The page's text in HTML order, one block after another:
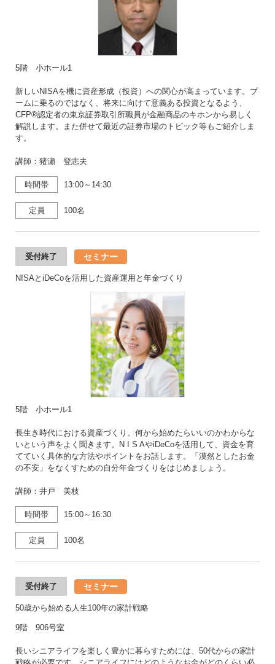
5階 小ホール1
新しいNISAを機に資産形成（投資）への関心が高まっています。ブ
ームに乗るのではなく、将来に向けて意義ある投資となるよう、
CFP®認定者の東京証券取引所職員が金融商品のキホンから易しく
解説します。また併せて最近の証券市場のトピック等もご紹介しま
す。
講師：猪瀬 登志夫
時間帯 13:00～14:30
定員 100名
受付終了 セミナー
NISAとiDeCoを活用した資産運用と年金づくり
5階 小ホール1
長生き時代における資産づくり。何から始めたらいいのかわからな
いという声をよく聞きます。N I S AやiDeCoを活用して、資金を育
てていく具体的な方法やポイントをお話します。「漠然としたお金
の不安」をなくすための自分年金づくりをはじめましょう。
講師：井戸 美枝
時間帯 15:00～16:30
定員 100名
受付終了 セミナー
50歳から始める人生100年の家計戦略
9階 906号室
長いシニアライフを楽しく豊かに暮らすためには、50代からの家計